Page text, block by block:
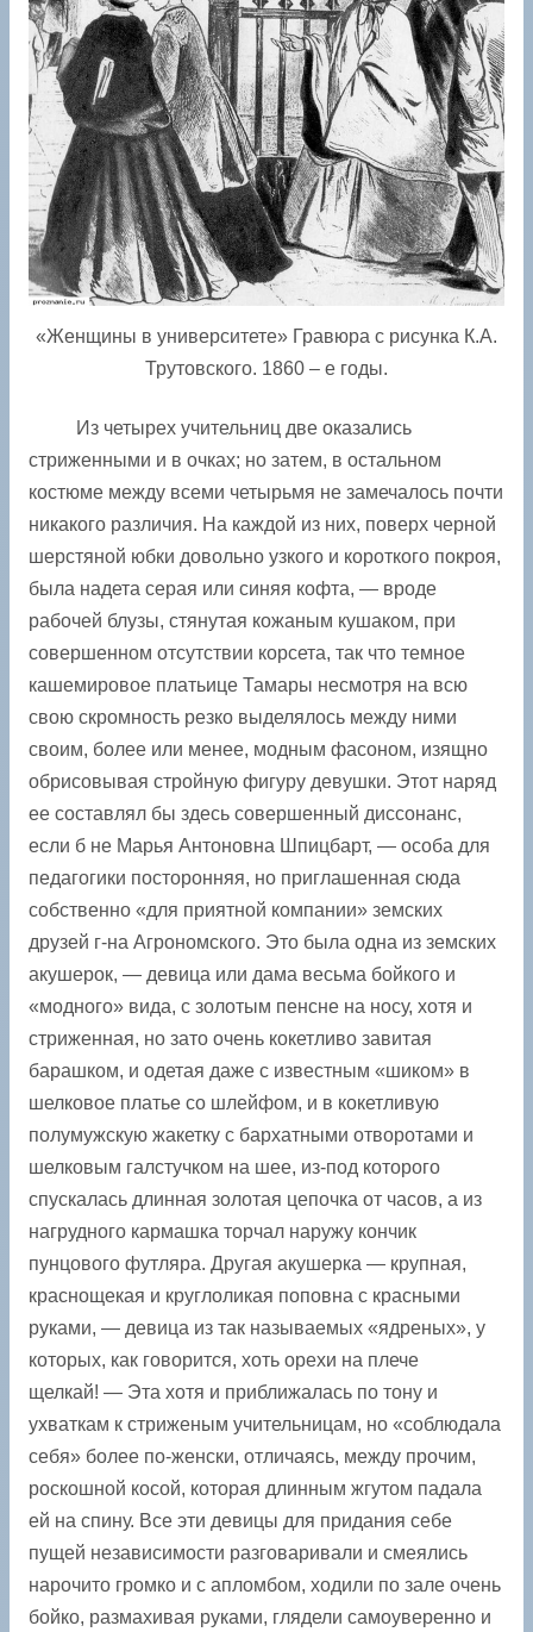
«Женщины в университете» Гравюра с рисунка К.А.
Трутовского. 1860 – е годы.
Из четырех учительниц две оказались
стриженными и в очках; но затем, в остальном
костюме между всеми четырьмя не замечалось почти
никакого различия. На каждой из них, поверх черной
шерстяной юбки довольно узкого и короткого покроя,
была надета серая или синяя кофта, — вроде
рабочей блузы, стянутая кожаным кушаком, при
совершенном отсутствии корсета, так что темное
кашемировое платьице Тамары несмотря на всю
свою скромность резко выделялось между ними
своим, более или менее, модным фасоном, изящно
обрисовывая стройную фигуру девушки. Этот наряд
ее составлял бы здесь совершенный диссонанс,
если б не Марья Антоновна Шпицбарт, — особа для
педагогики посторонняя, но приглашенная сюда
собственно «для приятной компании» земских
друзей г-на Агрономского. Это была одна из земских
акушерок, — девица или дама весьма бойкого и
«модного» вида, с золотым пенсне на носу, хотя и
стриженная, но зато очень кокетливо завитая
барашком, и одетая даже с известным «шиком» в
шелковое платье со шлейфом, и в кокетливую
полумужскую жакетку с бархатными отворотами и
шелковым галстучком на шее, из-под которого
спускалась длинная золотая цепочка от часов, а из
нагрудного кармашка торчал наружу кончик
пунцового футляра. Другая акушерка — крупная,
краснощекая и круглоликая поповна с красными
руками, — девица из так называемых «ядреных», у
которых, как говорится, хоть орехи на плече
щелкай! — Эта хотя и приближалась по тону и
ухваткам к стриженым учительницам, но «соблюдала
себя» более по-женски, отличаясь, между прочим,
роскошной косой, которая длинным жгутом падала
ей на спину. Все эти девицы для придания себе
пущей независимости разговаривали и смеялись
нарочито громко и с апломбом, ходили по зале очень
бойко, размахивая руками, глядели самоуверенно и